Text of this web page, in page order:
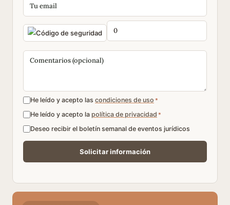
He leído y acepto las condiciones de uso *
He leído y acepto la política de privacidad *
Deseo recibir el boletín semanal de eventos jurídicos